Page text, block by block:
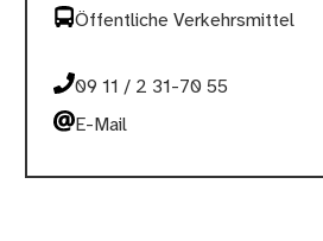
Öffentliche Verkehrsmittel
09 11 / 2 31-70 55
E-Mail